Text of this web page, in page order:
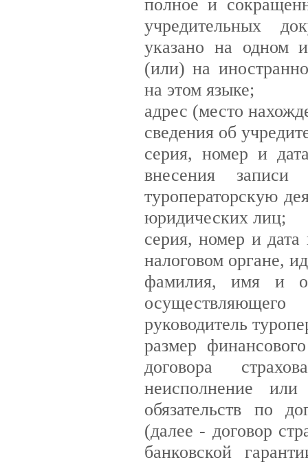
учредительных
указано на одном
(или) на
на этом языке;
адрес (место
сведения об
серия, номер и
внесения
туроператорскую
юридических лиц;
серия, номер и дата
налоговом органе,
фамилия, имя и
осуществляющего
руководитель
размер
договора
неисполнение или
обязательств по
(далее - договор
банковской